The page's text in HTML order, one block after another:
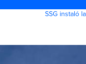
SSG instaló